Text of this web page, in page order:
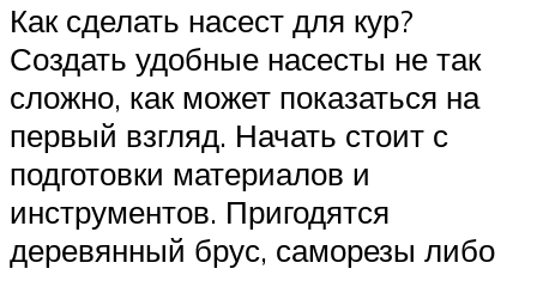
Как сделать насест для кур?
Создать удобные насесты не так
сложно, как может показаться на
первый взгляд. Начать стоит с
подготовки материалов и
инструментов. Пригодятся
деревянный брус, саморезы либо